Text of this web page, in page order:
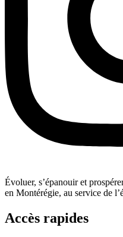
Évoluer, s’épanouir et
en Montérégie, au service de
Accès rapides